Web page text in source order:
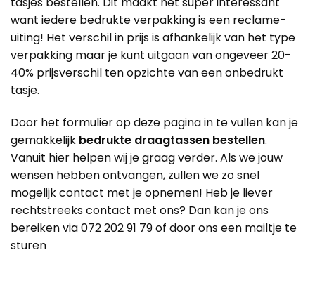
want iedere bedrukte verpakking is een reclame-
uiting! Het verschil in prijs is afhankelijk van het type
verpakking maar je kunt uitgaan van ongeveer 20-
40% prijsverschil ten opzichte van een onbedrukt
tasje.
Door het formulier op deze pagina in te vullen kan je
gemakkelijk bedrukte draagtassen bestellen.
Vanuit hier helpen wij je graag verder. Als we jouw
wensen hebben ontvangen, zullen we zo snel
mogelijk contact met je opnemen! Heb je liever
rechtstreeks contact met ons? Dan kan je ons
bereiken via 072 202 91 79 of door ons een mailtje te
sturen